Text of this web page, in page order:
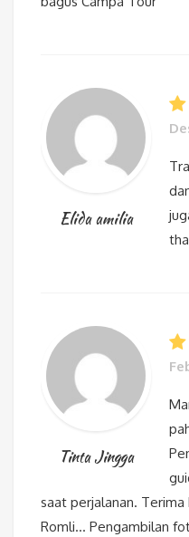
Elida amilia
Tinta Jingga
saat perjalanan. Terima
Romli… Pengambilan